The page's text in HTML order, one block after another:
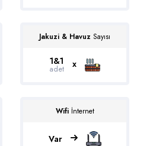
Jakuzi & Havuz Sayısı
1&1
adet x
Wifiİnternet
Var